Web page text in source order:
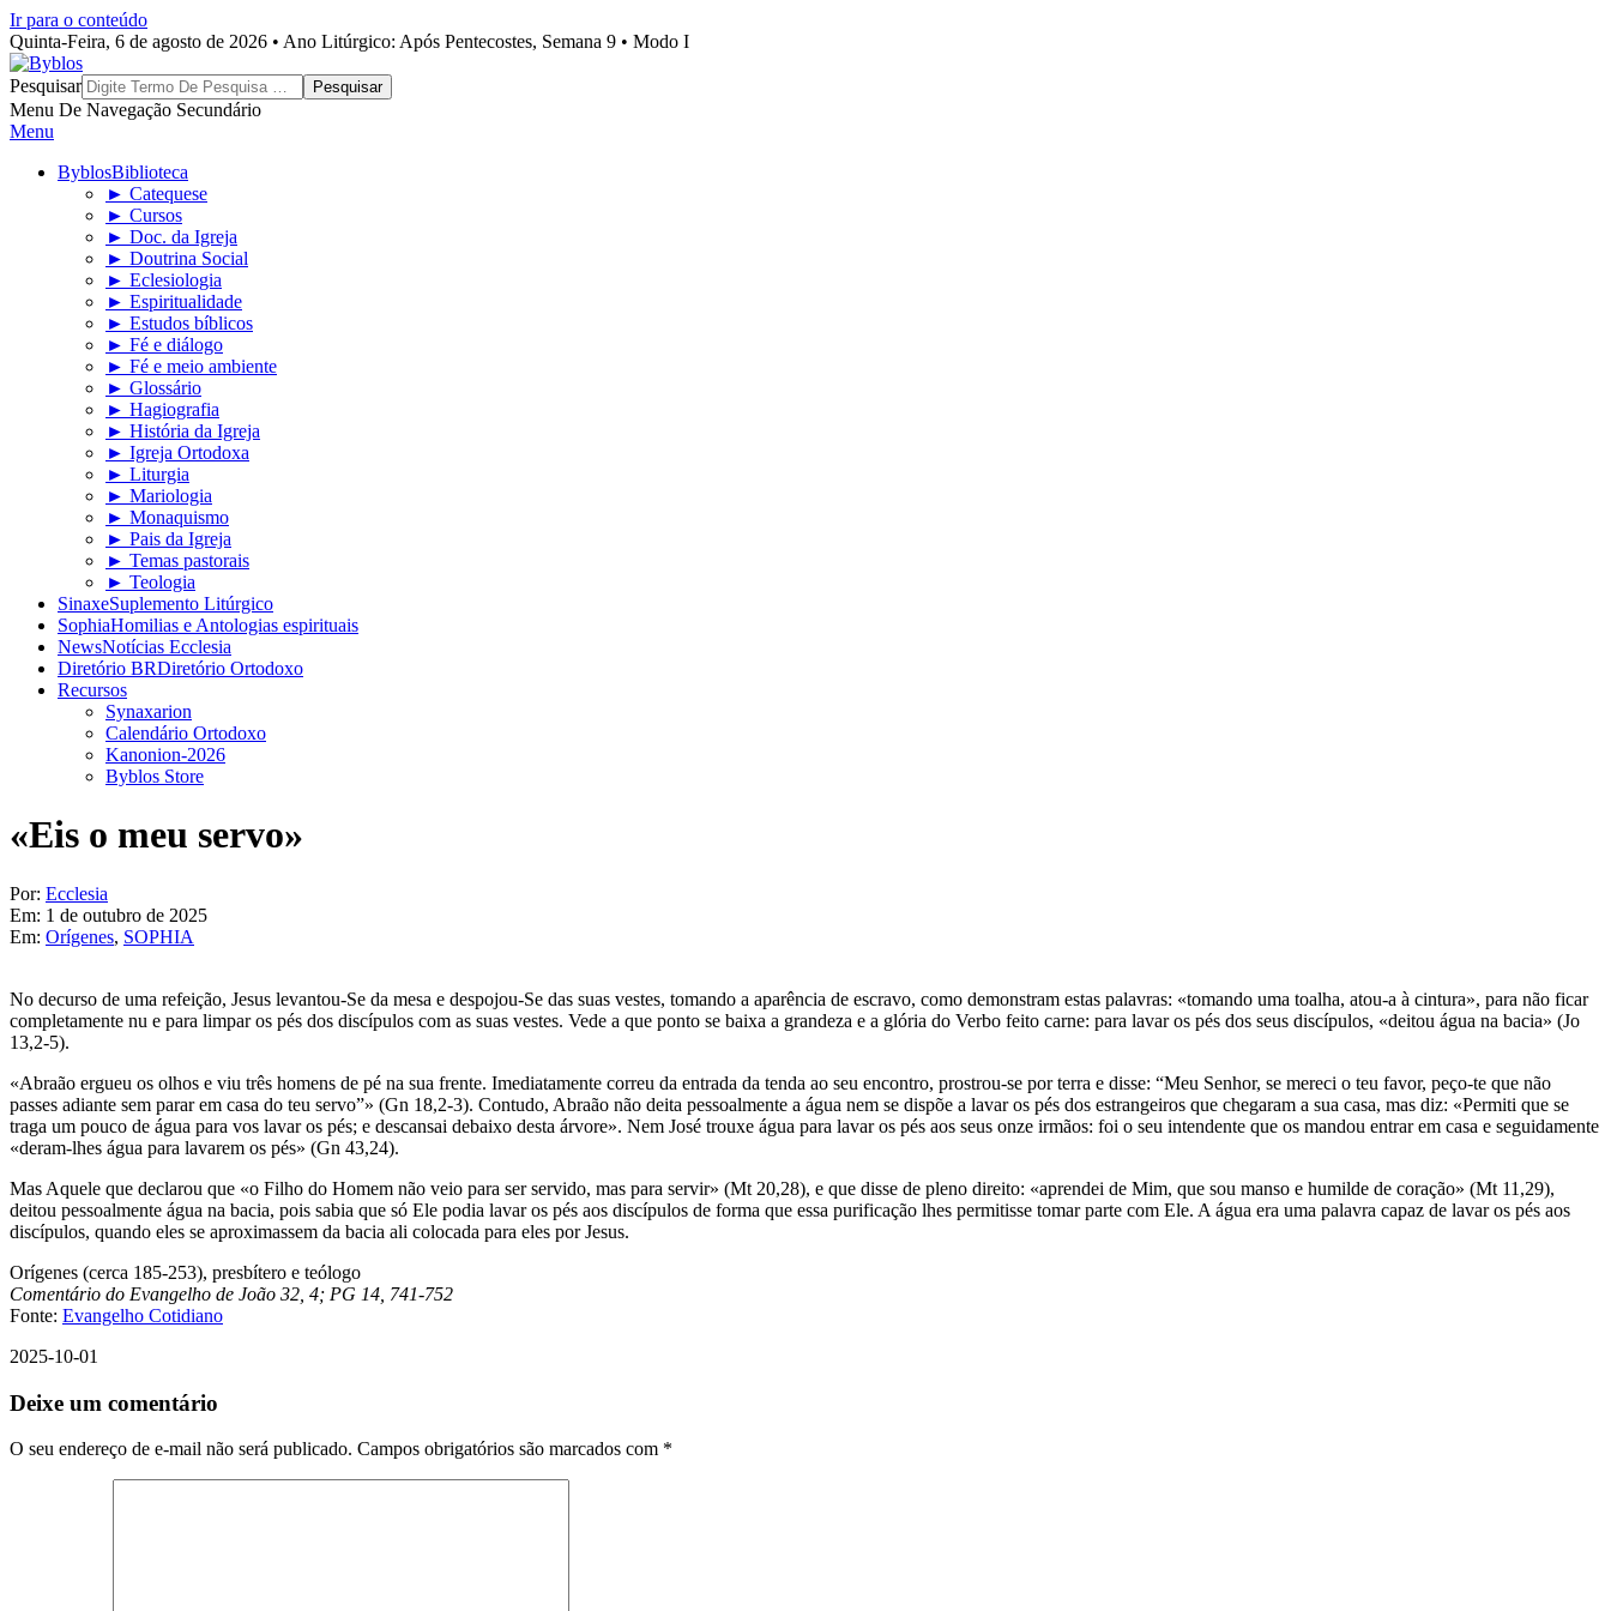
Ir para o conteúdo
Quinta-Feira, 6 de agosto de 2026 • Ano Litúrgico: Após Pentecostes, Semana 9 • Modo I
Byblos
Pesquisar
Menu De Navegação Secundário
Menu
ByblosBiblioteca
► Catequese
► Cursos
► Doc. da Igreja
► Doutrina Social
► Eclesiologia
► Espiritualidade
► Estudos bíblicos
► Fé e diálogo
► Fé e meio ambiente
► Glossário
► Hagiografia
► História da Igreja
► Igreja Ortodoxa
► Liturgia
► Mariologia
► Monaquismo
► Pais da Igreja
► Temas pastorais
► Teologia
SinaxeSuplemento Litúrgico
SophiaHomilias e Antologias espirituais
NewsNotícias Ecclesia
Diretório BRDiretório Ortodoxo
Recursos
Synaxarion
Calendário Ortodoxo
Kanonion-2026
Byblos Store
«Eis o meu servo»
Por: Ecclesia
Em: 1 de outubro de 2025
Em: Orígenes, SOPHIA
No decurso de uma refeição, Jesus levantou-Se da mesa e despojou-Se das suas vestes, tomando a aparência de escravo, como demonstram estas palavras: «tomando uma toalha, atou-a à cintura», para não ficar
completamente nu e para limpar os pés dos discípulos com as suas vestes. Vede a que ponto se baixa a grandeza e a glória do Verbo feito carne: para lavar os pés dos seus discípulos, «deitou água na bacia» (Jo
13,2-5).
«Abraão ergueu os olhos e viu três homens de pé na sua frente. Imediatamente correu da entrada da tenda ao seu encontro, prostrou-se por terra e disse: “Meu Senhor, se mereci o teu favor, peço-te que não
passes adiante sem parar em casa do teu servo”» (Gn 18,2-3). Contudo, Abraão não deita pessoalmente a água nem se dispõe a lavar os pés dos estrangeiros que chegaram a sua casa, mas diz: «Permiti que se
traga um pouco de água para vos lavar os pés; e descansai debaixo desta árvore». Nem José trouxe água para lavar os pés aos seus onze irmãos: foi o seu intendente que os mandou entrar em casa e seguidamente
«deram-lhes água para lavarem os pés» (Gn 43,24).
Mas Aquele que declarou que «o Filho do Homem não veio para ser servido, mas para servir» (Mt 20,28), e que disse de pleno direito: «aprendei de Mim, que sou manso e humilde de coração» (Mt 11,29),
deitou pessoalmente água na bacia, pois sabia que só Ele podia lavar os pés aos discípulos de forma que essa purificação lhes permitisse tomar parte com Ele. A água era uma palavra capaz de lavar os pés aos
discípulos, quando eles se aproximassem da bacia ali colocada para eles por Jesus.
Orígenes (cerca 185-253), presbítero e teólogo
Comentário do Evangelho de João 32, 4; PG 14, 741-752
Fonte: Evangelho Cotidiano
2025-10-01
Deixe um comentário
O seu endereço de e-mail não será publicado. Campos obrigatórios são marcados com *